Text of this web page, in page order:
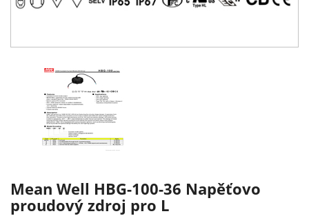
Mean Well HBG-100-36 Napěťovo
proudový zdroj pro L